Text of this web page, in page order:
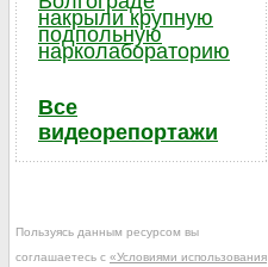
накрыли крупную
подпольную
нарколабораторию
Все
видеорепортажи
Пользуясь данным ресурсом вы
соглашаетесь с «Условиями использования